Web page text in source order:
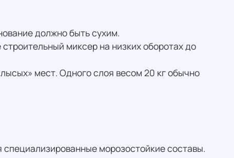
должно быть сухим.
миксер на низких оборотах до
мест. Одного слоя весом 20 кг обычно
морозостойкие составы.